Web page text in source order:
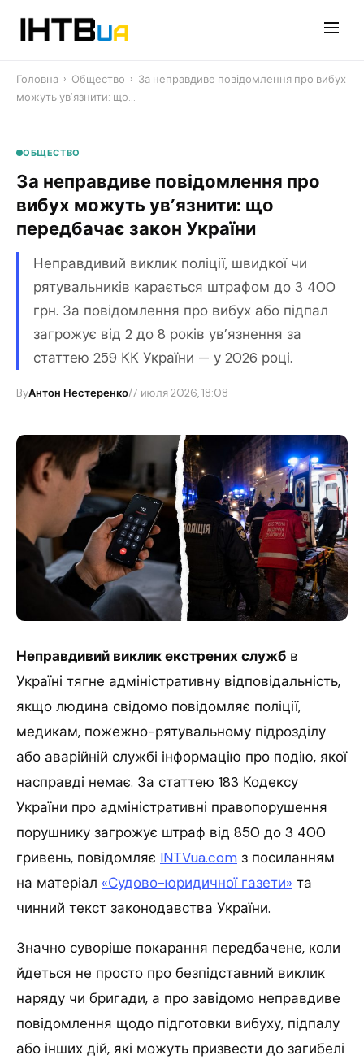
Головна › Общество › За неправдиве повідомлення про вибух
можуть ув’язнити: що…
ОБЩЕСТВО
За неправдиве повідомлення про
вибух можуть ув’язнити: що
передбачає закон України
Неправдивий виклик поліції, швидкої чи
рятувальників карається штрафом до 3 400
грн. За повідомлення про вибух або підпал
загрожує від 2 до 8 років ув’язнення за
статтею 259 КК України — у 2026 році.
ByАнтон Нестеренко/7 июля 2026, 18:08
Неправдивий виклик екстрених служб в
Україні тягне адміністративну відповідальність,
якщо людина свідомо повідомляє поліції,
медикам, пожежно-рятувальному підрозділу
або аварійній службі інформацію про подію, якої
насправді немає. За статтею 183 Кодексу
України про адміністративні правопорушення
порушнику загрожує штраф від 850 до 3 400
гривень, повідомляє INTVua.com з посиланням
на матеріал «Судово-юридичної газети» та
чинний текст законодавства України.
Значно суворіше покарання передбачене, коли
йдеться не просто про безпідставний виклик
наряду чи бригади, а про завідомо неправдиве
повідомлення щодо підготовки вибуху, підпалу
або інших дій, які можуть призвести до загибелі